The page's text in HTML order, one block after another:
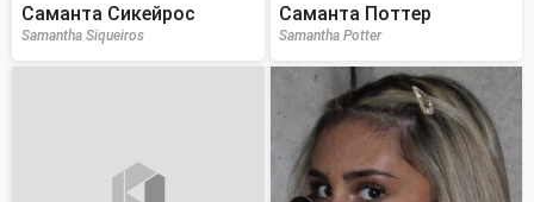
Саманта Сикейрос
Samantha Siqueiros
Саманта Поттер
Samantha Potter